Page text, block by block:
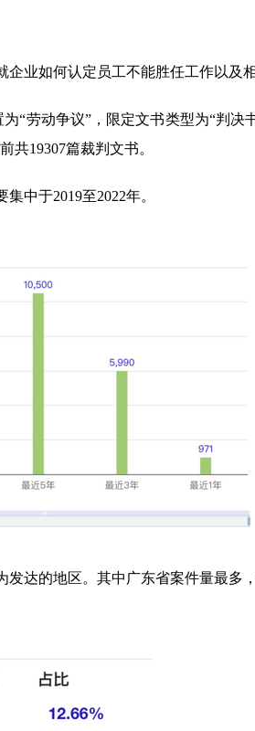
业如何认定员工不能胜任工作以及
“劳动争议”，限定文书类型为“判决
共19307篇裁判文书。
中于2019至2022年。
达的地区。其中广东省案件量最多，